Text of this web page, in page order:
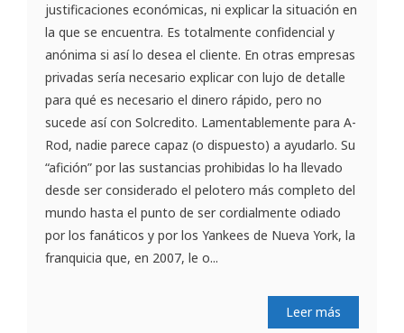
justificaciones económicas, ni explicar la situación en
la que se encuentra. Es totalmente confidencial y
anónima si así lo desea el cliente. En otras empresas
privadas sería necesario explicar con lujo de detalle
para qué es necesario el dinero rápido, pero no
sucede así con Solcredito. Lamentablemente para A-
Rod, nadie parece capaz (o dispuesto) a ayudarlo. Su
“afición” por las sustancias prohibidas lo ha llevado
desde ser considerado el pelotero más completo del
mundo hasta el punto de ser cordialmente odiado
por los fanáticos y por los Yankees de Nueva York, la
franquicia que, en 2007, le o...
Leer más